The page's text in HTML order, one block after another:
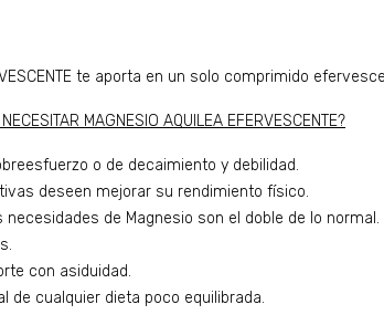
te aporta en un solo comprimido
MAGNESIO AQUILEA EFERVESCENTE?
o de decaimiento y debilidad.
deseen mejorar su rendimiento físico.
de Magnesio son el doble de lo normal.
con asiduidad.
de cualquier dieta poco equilibrada.